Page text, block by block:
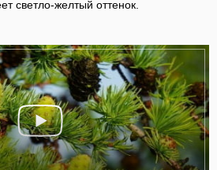
светло-желтый оттенок.